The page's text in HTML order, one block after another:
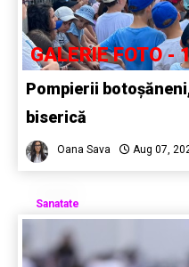
GALERIE FOTO
Pompierii
biserică
Oana Sava Aug 07,
Sanatate